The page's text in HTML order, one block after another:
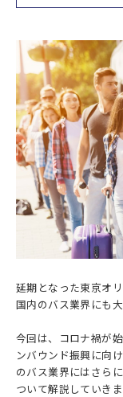
延期となった東京オ
国内のバス業界にも
今回は、コロナ禍が
ンバウンド振興に向
のバス業界にはさら
ついて解説していきま